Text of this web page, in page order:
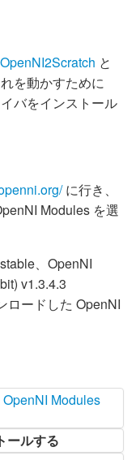
OpenNI2Scratch と
を動かすために
バをインストール
に行き、
Modules を選
、OpenNI
v1.3.4.3
ロードした OpenNI
ールする